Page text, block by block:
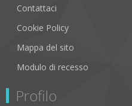
Contattaci
Cookie Policy
Mappa del sito
Modulo di recesso
Profilo